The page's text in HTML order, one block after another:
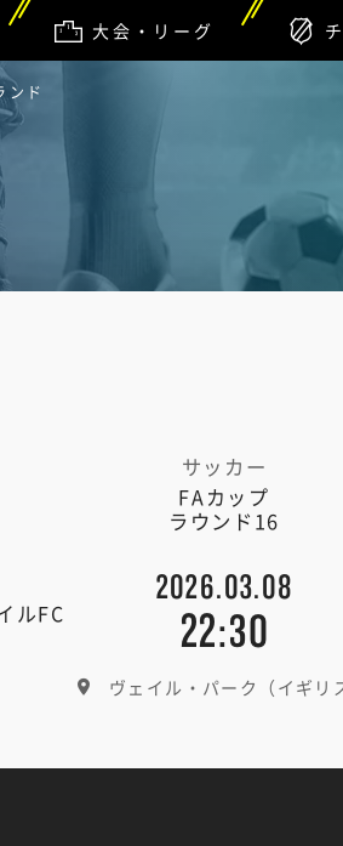
大会・リーグ
ド
サッカー
FAカップ
ラウンド16
ルFC
2026.03.08
22:30
ヴェイル・パーク（イギリ